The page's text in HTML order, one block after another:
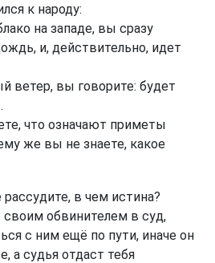
к народу:
на западе, вы сразу
и, действительно, идет
ветер, вы говорите: будет
что означают приметы
же вы не знаете, какое
в чем истина?
обвинителем в суд,
с ним ещё по пути, иначе он
а судья отдаст тебя